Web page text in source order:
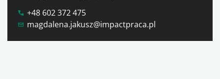
+48 602 372 475
magdalena.jakusz@impactpraca.pl